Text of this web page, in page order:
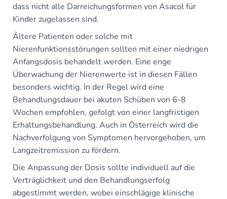
dass nicht alle Darreichungsformen von Asacol für
Kinder zugelassen sind.
Ältere Patienten oder solche mit
Nierenfunktionsstörungen sollten mit einer niedrigen
Anfangsdosis behandelt werden. Eine enge
Überwachung der Nierenwerte ist in diesen Fällen
besonders wichtig. In der Regel wird eine
Behandlungsdauer bei akuten Schüben von 6-8
Wochen empfohlen, gefolgt von einer langfristigen
Erhaltungsbehandlung. Auch in Österreich wird die
Nachverfolgung von Symptomen hervorgehoben, um
Langzeitremission zu fördern.
Die Anpassung der Dosis sollte individuell auf die
Verträglichkeit und den Behandlungserfolg
abgestimmt werden, wobei einschlägige klinische